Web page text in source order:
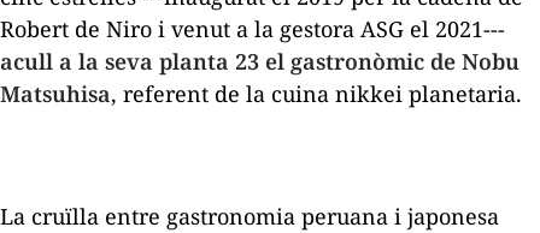
Robert de Niro i venut a la gestora ASG el 2021---
acull a la seva planta 23 el gastronòmic de Nobu
Matsuhisa, referent de la cuina nikkei planetaria.
La cruïlla entre gastronomia peruana i japonesa